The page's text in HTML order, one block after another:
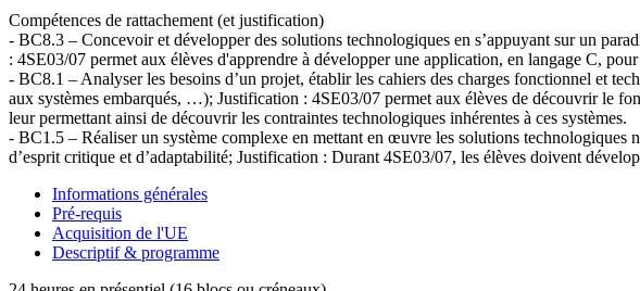
Compétences de rattachement (et justification)
- BC8.3 – Concevoir et développer des solutions technologiques en s’appuyant sur un
: 4SE03/07 permet aux élèves d'apprendre à développer une application, en langage C,
- BC8.1 – Analyser les besoins d’un projet, établir les cahiers des charges fonctionnel et
aux systèmes embarqués, …); Justification : 4SE03/07 permet aux élèves de découvrir le
leur permettant ainsi de découvrir les contraintes technologiques inhérentes à ces systèmes.
- BC1.5 – Réaliser un système complexe en mettant en œuvre les solutions technologiques
d’esprit critique et d’adaptabilité; Justification : Durant 4SE03/07, les élèves doivent
Informations générales
Pré-requis
Acquisition de l'UE
Descriptif & programme